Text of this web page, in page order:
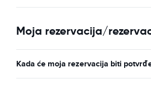
Moja rezervacija/
Kada će moja rezervacija biti